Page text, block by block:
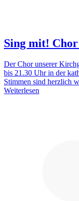
Sing mit!
Der Chor unserer
bis 21.30 Uhr in der
Stimmen sind herzlich
Weiterlesen